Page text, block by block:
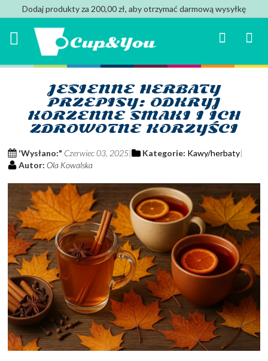
Dodaj produkty za 200,00 zł, aby otrzymać darmową wysyłkę
Mój
Search
JESIENNE HERBATY
PRZEPISY: ODKRYJ
KORZENNE SMAKI I ICH
ZDROWOTNE KORZYŚCI
'Wysłano:" Czerwiec 03, 2025 Kategorie: Kawy/herbaty
Autor: Ola Kowalska